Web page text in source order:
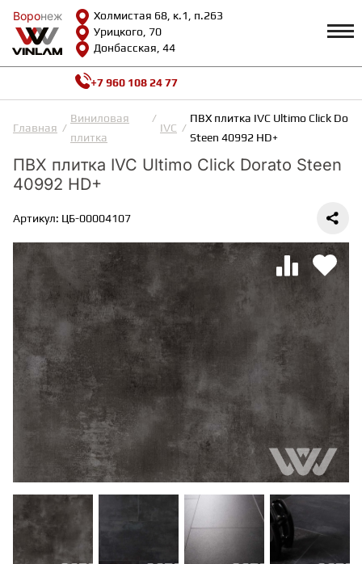
Воронеж
Холмистая 68, к.1, п.263
Урицкого, 70
Донбасская, 44
Воронеж
КАТАЛОГ Профиль
Возврат и гарантии
Сотрудничество
Видеообзоры
Как выбрать
Калькулятор
Контакты
ВИНИЛОВАЯ ПЛИТКА
ЛАМИНАТ
ИНЖЕНЕРНАЯ ДОСКА
ПАРКЕТНАЯ ДОСКА
ТЕРРАСНАЯ ДОСКА
КОВРОВАЯ ПЛИТКА
МОДУЛЬНЫЕ ПВХ
ПОДЛОЖКА
+7 960 108 24 77
Главная
Виниловая
плитка
IVC
ПВХ плитка IVC Ultimo Сlick
Steen 40992 HD+
ПВХ плитка IVC Ultimo Сlick Dorato Steen
40992 HD+
Артикул: ЦБ-00004107